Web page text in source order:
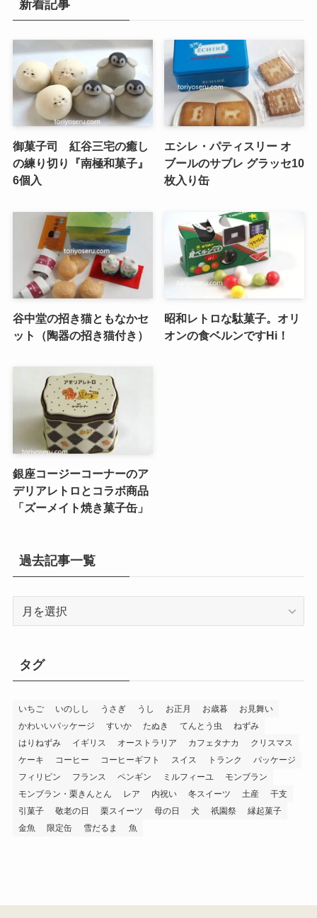
新着記事
御菓子司 紅谷三宅の癒し
の練り切り『南極和菓子』
6個入
エシレ・パティスリー オ
ブールのサブレ グラッセ10
枚入り缶
谷中堂の招き猫ともなかセ
ット（陶器の招き猫付き）
昭和レトロな駄菓子。オリ
オンの食ベルンですHi！
銀座コージーコーナーのア
デリアレトロとコラボ商品
「ズーメイト焼き菓子缶」
過去記事一覧
一
タグ
いちご いのしし うさぎ うし お正月 お歳暮
お見舞い
かわいいパッケージ
すいか たぬき てんとう虫
ねずみ
はりねずみ
イギリス オーストラリア カフェタナカ
クリスマス
ケーキ
コーヒー コーヒーギフト スイス トランク
パッケージ
フィリピン
フランス ペンギン ミルフィーユ
モンブラン
モンブラン・栗きんとん
レア 内祝い 冬スイーツ 土産
干支
引菓子
敬老の日 栗スイーツ 母の日 犬 祇園祭
縁起菓子
金魚
限定缶 雪だるま 魚